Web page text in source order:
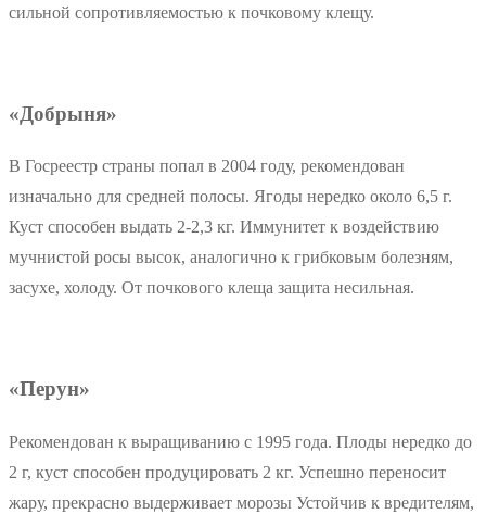
сильной сопротивляемостью к почковому клещу.
«Добрыня»
В Госреестр страны попал в 2004 году, рекомендован
изначально для средней полосы. Ягоды нередко около 6,5 г.
Куст способен выдать 2-2,3 кг. Иммунитет к воздействию
мучнистой росы высок, аналогично к грибковым болезням,
засухе, холоду. От почкового клеща защита несильная.
«Перун»
Рекомендован к выращиванию с 1995 года. Плоды нередко до
2 г, куст способен продуцировать 2 кг. Успешно переносит
жару, прекрасно выдерживает морозы Устойчив к вредителям,